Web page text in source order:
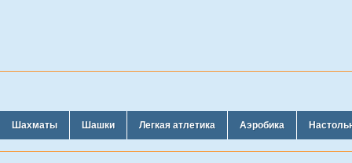
Шахматы Шашки Легкая атлетика Аэробика